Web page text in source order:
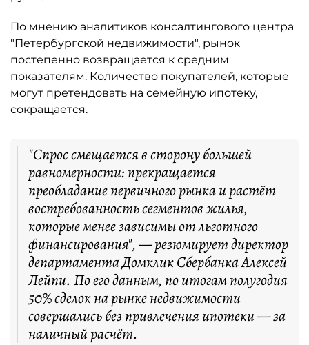
По мнению аналитиков консалтингового центра
"Петербургской недвижимости", рынок
постепенно возвращается к средним
показателям. Количество покупателей, которые
могут претендовать на семейную ипотеку,
сокращается.
"Спрос смещается в сторону большей
равномерности: прекращается
преобладание первичного рынка и растёт
востребованность сегментов жилья,
которые менее зависимы от льготного
финансирования", — резюмирует директор
департамента Домклик Сбербанка Алексей
Лейпи. По его данным, по итогам полугодия
50% сделок на рынке недвижимости
совершались без привлечения ипотеки — за
наличный расчёт.